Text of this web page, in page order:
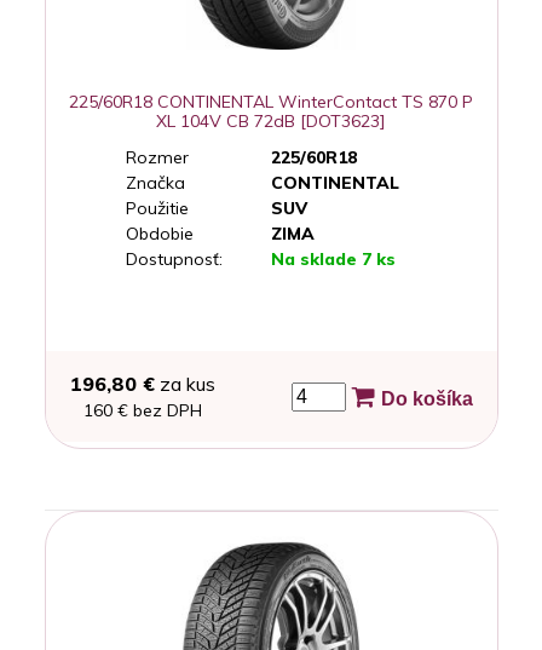
225/60R18 CONTINENTAL WinterContact TS 870 P
XL 104V CB 72dB [DOT3623]
Rozmer
225/60R18
Značka
CONTINENTAL
Použitie
SUV
Obdobie
ZIMA
Dostupnosť:
Na sklade 7 ks
196,80 €za kus
160 € bez DPH
Do košíka